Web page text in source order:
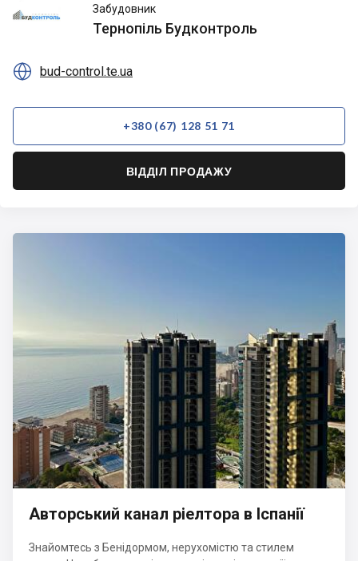
Будконтроль
Забудовник
Тернопіль Будконтроль
 bud-control.te.ua
+380 (67) 128 51 71
ВІДДІЛ ПРОДАЖУ
Авторський канал ріелтора в Іспанії
Знайомтесь з Бенідормом, нерухомістю та стилем